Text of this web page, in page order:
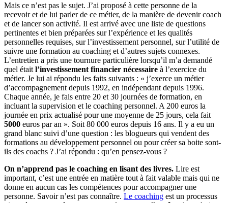
Mais ce n’est pas le sujet. J’ai proposé à cette personne de la
recevoir et de lui parler de ce métier, de la manière de devenir coach
et de lancer son activité. Il est arrivé avec une liste de questions
pertinentes et bien préparées sur l’expérience et les qualités
personnelles requises, sur l’investissement personnel, sur l’utilité de
suivre une formation au coaching et d’autres sujets connexes.
L’entretien a pris une tournure particulière lorsqu’il m’a demandé
quel était l’investissement financier nécessaire à l’exercice du
métier. Je lui ai répondu les faits suivants : « j’exerce un métier
d’accompagnement depuis 1992, en indépendant depuis 1996.
Chaque année, je fais entre 20 et 30 journées de formation, en
incluant la supervision et le coaching personnel. A 200 euros la
journée en prix actualisé pour une moyenne de 25 jours, cela fait
5000 euros par an ». Soit 80 000 euros depuis 16 ans. Il y a eu un
grand blanc suivi d’une question : les blogueurs qui vendent des
formations au développement personnel ou pour créer sa boite sont-
ils des coachs ? J’ai répondu : qu’en pensez-vous ?
On n’apprend pas le coaching en lisant des livres. Lire est
important, c’est une entrée en matière tout à fait valable mais qui ne
donne en aucun cas les compétences pour accompagner une
personne. Savoir n’est pas connaître. Le coaching est un processus